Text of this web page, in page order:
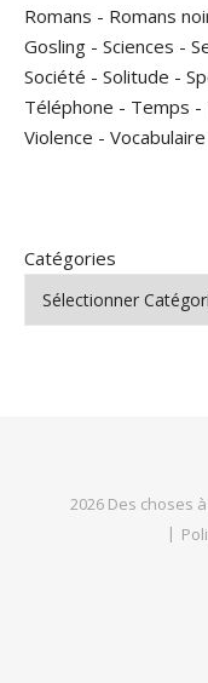
Romans - Romans
Gosling - Sciences -
Société - Solitude -
Téléphone - Temps -
Violence - Vocabulaire
Catégories
2026 Des choses